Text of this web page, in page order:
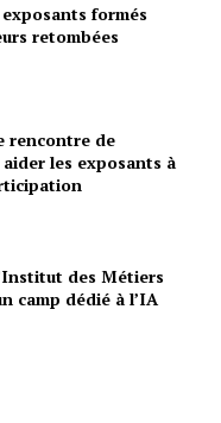
formés
retombées
rencontre de
les exposants à
des Métiers
camp dédié à l’IA